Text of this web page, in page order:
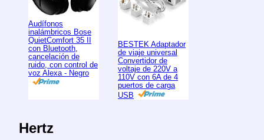
Audífonos
inalámbricos Bose
QuietComfort 35 II
con Bluetooth,
cancelación de
ruido, con control de
voz Alexa - Negro
BESTEK Adaptador
de viaje universal
Convertidor de
voltaje de 220V a
110V con 6A de 4
puertos de carga
USB
Hertz